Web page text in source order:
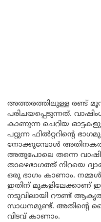
അത്തരത്തിലുള്ള രണ്ട്
പരിചയപ്പെടുന്നത്.
കാണുന്ന ചെറിയ
പറ്റുന്ന ഫിൽറ്ററിന്റെ
നോക്കുമ്പോൾ
അതുപോലെ തന്നെ
താഴെഭാഗത്ത് നിറയെ
ഒരു ഭാഗം കാണാം.
ഇതിന് മുകളിലേക്കാണ്
നടുവിലായി റൗണ്ട്
സാധനമുണ്ട്. അതിന്റെ
വിടവ് കാണാം.